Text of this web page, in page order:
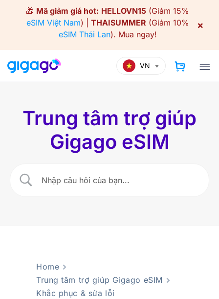
🎁 Mã giảm giá hot: HELLOVN15 (Giảm 15%
eSIM Việt Nam) | THAISUMMER (Giảm 10%
eSIM Thái Lan). Mua ngay!
×
VN
Trung tâm trợ giúp
Gigago eSIM
Home
Trung tâm trợ giúp Gigago eSIM
Khắc phục & sửa lỗi